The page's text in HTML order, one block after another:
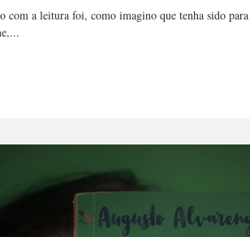
com a leitura foi, como imagino que tenha sido para